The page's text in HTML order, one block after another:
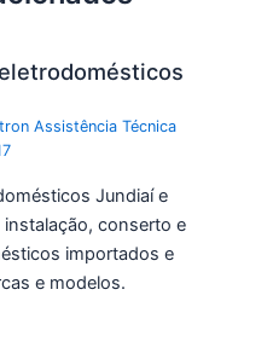
Assistência Técnica
Jundiaí e
conserto e
importados e
e modelos.